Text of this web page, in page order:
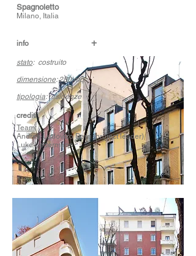
Spagnoletto
Milano, Italia
info +
stato: costruito
dimensione: 280 mq
tipologia: residenze
crediti
Team:
Andrea Ludovico Borri (project leader)
Luke Ledermann